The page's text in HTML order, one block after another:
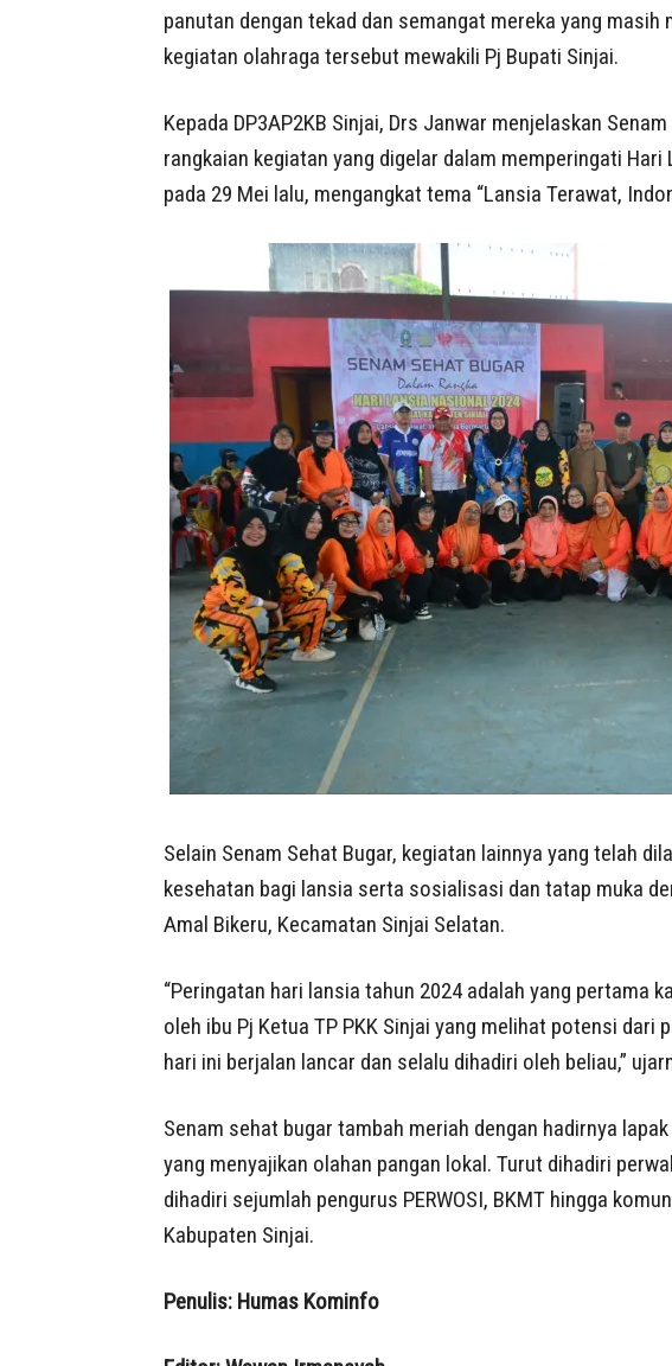
panutan dengan tekad dan semangat mereka yang masih
kegiatan olahraga tersebut mewakili Pj Bupati Sinjai.
Kepada DP3AP2KB Sinjai, Drs Janwar menjelaskan
rangkaian kegiatan yang digelar dalam memperingati
pada 29 Mei lalu, mengangkat tema “Lansia Terawat,
Selain Senam Sehat Bugar, kegiatan lainnya yang telah
kesehatan bagi lansia serta sosialisasi dan tatap muka
Amal Bikeru, Kecamatan Sinjai Selatan.
“Peringatan hari lansia tahun 2024 adalah yang pertama
oleh ibu Pj Ketua TP PKK Sinjai yang melihat potensi dari
hari ini berjalan lancar dan selalu dihadiri oleh beliau,”
Senam sehat bugar tambah meriah dengan hadirnya
yang menyajikan olahan pangan lokal. Turut dihadiri
dihadiri sejumlah pengurus PERWOSI, BKMT hingga
Kabupaten Sinjai.
Penulis: Humas Kominfo